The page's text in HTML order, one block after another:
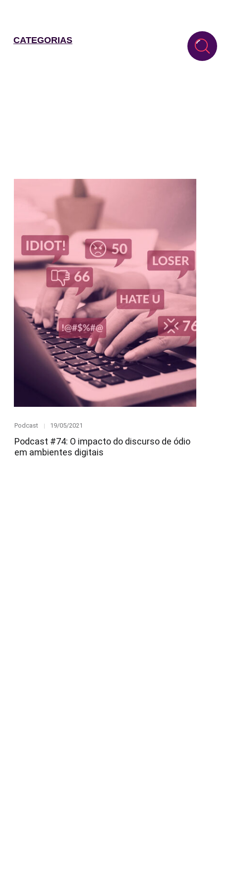
CATEGORIAS
Category
Podcast
Posted
19/05/2021
Podcast #74: O impacto do discurso de ódio
em ambientes digitais